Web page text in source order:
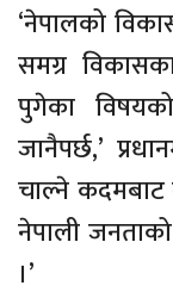
‘नेपालको
समग्र
पुगेका विषयको
जानैपर्छ,’
चाल्ने कदमबाट
नेपाली
।’